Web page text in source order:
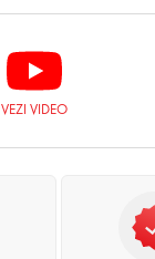
VEZI VIDEO